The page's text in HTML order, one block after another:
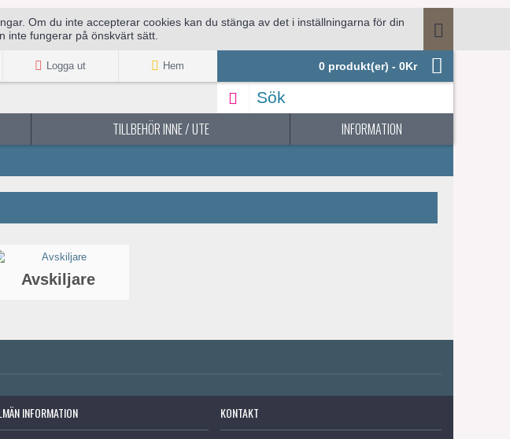
Om du inte accepterar cookies kan du stänga av det i inställningarna för din
inte fungerar på önskvärt sätt.
Logga ut Hem 0 produkt(er) - 0Kr
TILLBEHÖR INNE / UTE INFORMATION
Avskiljare
INFORMATION KONTAKT